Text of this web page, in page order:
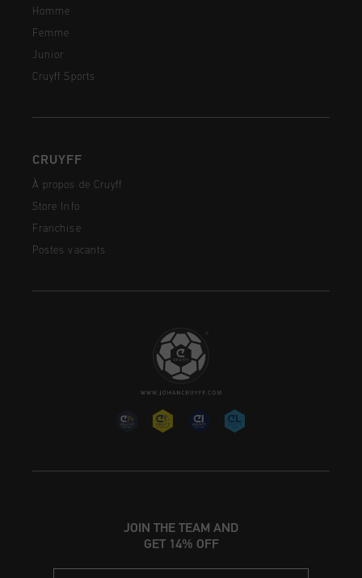
Homme
Femme
Junior
Cruyff Sports
CRUYFF
À propos de Cruyff
Store Info
Franchise
Postes vacants
JOIN THE TEAM AND
GET 14% OFF